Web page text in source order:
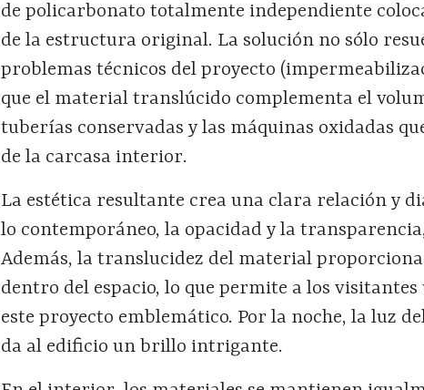
de policarbonato totalmente independiente
de la estructura original. La solución no sólo
problemas técnicos del proyecto
que el material translúcido complementa el
tuberías conservadas y las máquinas oxidadas
de la carcasa interior.
La estética resultante crea una clara relación y
lo contemporáneo, la opacidad y la
Además, la translucidez del material
dentro del espacio, lo que permite a los
este proyecto emblemático. Por la noche, la luz
da al edificio un brillo intrigante.